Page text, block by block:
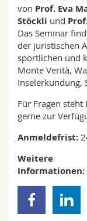
von Prof. Eva
Stöckli und
Das Seminar
der juristischen
sportlichen und
Monte Verità,
Inselerkundung,
Für Fragen steht
gerne zur
Anmeldefrist:
Weitere
Informationen: